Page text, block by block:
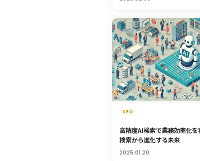
SEO
高精度AI検索で業務効率化
検索から進化する未来
2025.01.20